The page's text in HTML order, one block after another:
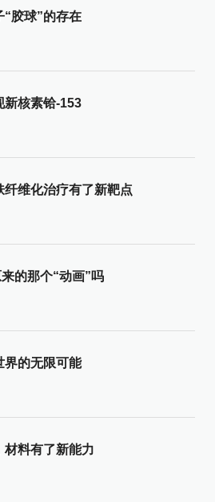
“胶球”的存在
新核素铪-153
维化治疗有了新靶点
的那个“动画”吗
界的无限可能
材料有了新能力